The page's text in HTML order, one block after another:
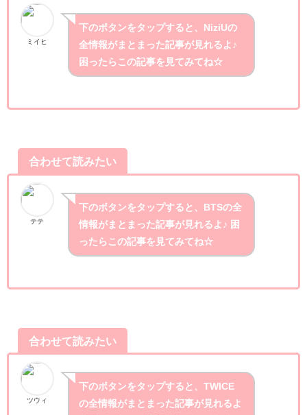
ミイヒ
下のボタンをタップすると、NiziUの
全情報がまとまった記事が見れるよ♪
困ったらこの記事を見てみてね☆
合わせて読みたい
テテ
下のボタンをタップすると、BTSの全
情報がまとまった記事が見れるよ♪ 困
ったらこの記事を見てみてね☆
合わせて読みたい
ツウィ
下のボタンをタップすると、TWICE
の全情報がまとまった記事が見れるよ